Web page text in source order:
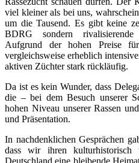
viel kleiner als bei uns,
um die Tausend. Es gibt keine
BDRG sondern rivalisierende
Aufgrund der hohen Preise
vergleichsweise erheblich
aktiven Züchter stark rückläufig.
Da ist es kein Wunder, dass
die – bei dem Besuch unserer
hohen Niveau unserer Rassen
und Präsentation.
In nachdenklichen Gesprächen
dass wir ihren